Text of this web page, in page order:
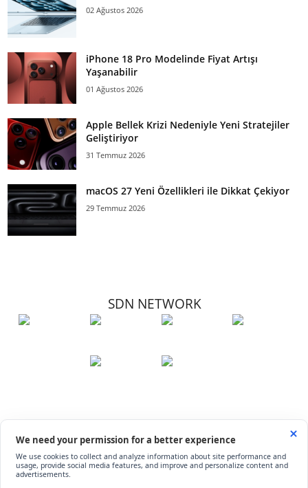
02 Ağustos 2026
iPhone 18 Pro Modelinde Fiyat Artışı
Yaşanabilir
01 Ağustos 2026
Apple Bellek Krizi Nedeniyle Yeni Stratejiler
Geliştiriyor
31 Temmuz 2026
macOS 27 Yeni Özellikleri ile Dikkat Çekiyor
29 Temmuz 2026
SDN NETWORK